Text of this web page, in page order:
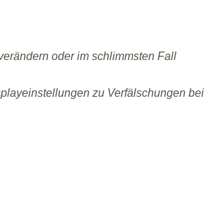
oder im schlimmsten Fall
zu Verfälschungen bei